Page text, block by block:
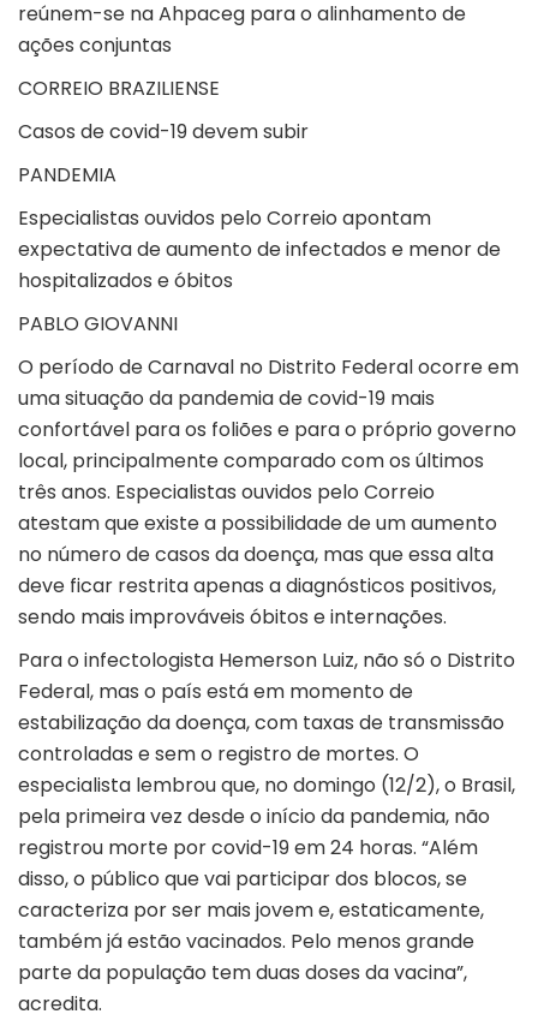
reúnem-se na Ahpaceg para o alinhamento de
ações conjuntas
CORREIO BRAZILIENSE
Casos de covid-19 devem subir
PANDEMIA
Especialistas ouvidos pelo Correio apontam
expectativa de aumento de infectados e menor de
hospitalizados e óbitos
PABLO GIOVANNI
O período de Carnaval no Distrito Federal ocorre em
uma situação da pandemia de covid-19 mais
confortável para os foliões e para o próprio governo
local, principalmente comparado com os últimos
três anos. Especialistas ouvidos pelo Correio
atestam que existe a possibilidade de um aumento
no número de casos da doença, mas que essa alta
deve ficar restrita apenas a diagnósticos positivos,
sendo mais improváveis óbitos e internações.
Para o infectologista Hemerson Luiz, não só o Distrito
Federal, mas o país está em momento de
estabilização da doença, com taxas de transmissão
controladas e sem o registro de mortes. O
especialista lembrou que, no domingo (12/2), o Brasil,
pela primeira vez desde o início da pandemia, não
registrou morte por covid-19 em 24 horas. “Além
disso, o público que vai participar dos blocos, se
caracteriza por ser mais jovem e, estaticamente,
também já estão vacinados. Pelo menos grande
parte da população tem duas doses da vacina”,
acredita.